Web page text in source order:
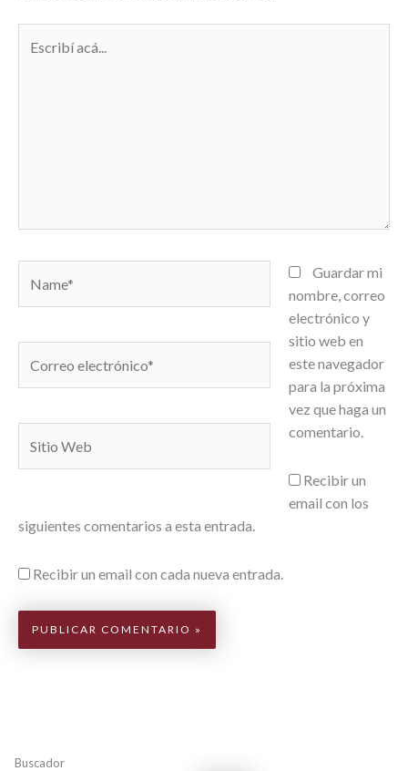
acá...
electrónico*
Web
Guardar mi
nombre, correo
electrónico y
sitio web en
este navegador
para la próxima
vez que haga un
comentario.
Recibir un
email con los
siguientes comentarios a esta entrada.
Recibir un email con cada nueva entrada.
Buscador